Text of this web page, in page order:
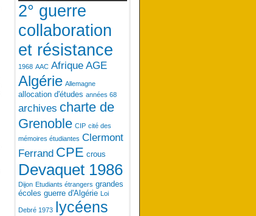
2° guerre
collaboration
et résistance
1968 AAC Afrique AGE
Algérie Allemagne
allocation d'études années 68
archives charte de
Grenoble CIP cité des
mémoires étudiantes Clermont
Ferrand CPE crous
Devaquet 1986
Dijon Etudiants étrangers grandes
écoles guerre d'Algérie Loi
Debré 1973 lycéens